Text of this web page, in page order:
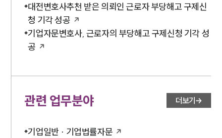
대전변호사추천 받은 의뢰인 근로자 부당해고 구제신
청 기각 성공
기업자문변호사, 근로자의 부당해고 구제신청 기각 성
공
관련 업무분야 더보기
기업일반 · 기업법률자문